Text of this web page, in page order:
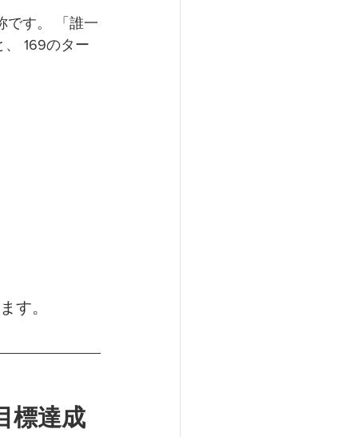
です。 「誰一
169のター
す。
標達成